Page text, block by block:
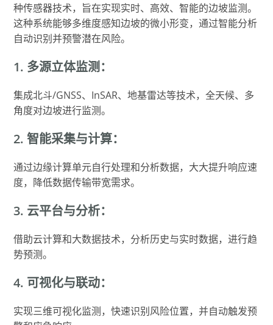
种传感器技术，旨在实现实时、高效、智能的边坡监测。
这种系统能够多维度感知边坡的微小形变，通过智能分析
自动识别并预警潜在风险。
1. 多源立体监测：
集成北斗/GNSS、InSAR、地基雷达等技术，全天候、多
角度对边坡进行监测。
2. 智能采集与计算：
通过边缘计算单元自行处理和分析数据，大大提升响应速
度，降低数据传输带宽需求。
3. 云平台与分析：
借助云计算和大数据技术，分析历史与实时数据，进行趋
势预测。
4. 可视化与联动：
实现三维可视化监测，快速识别风险位置，并自动触发预